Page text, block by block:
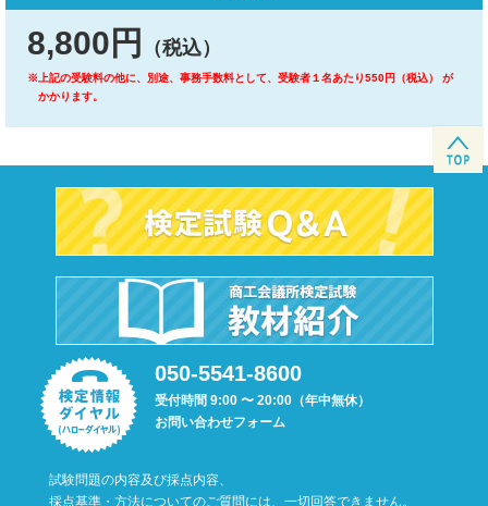
8,800円 （税込）
※上記の受験料の他に、別途、事務手数料として、受験者１名あたり550円（税込） が
かかります。
050-5541-8600
受付時間 9:00 〜 20:00（年中無休）
お問い合わせフォーム
試験問題の内容及び採点内容、
採点基準・方法についてのご質問には、一切回答できません。